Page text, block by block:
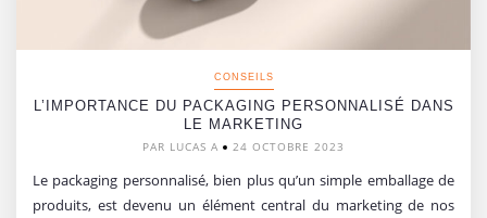
CONSEILS
L’IMPORTANCE DU PACKAGING PERSONNALISÉ DANS
LE MARKETING
PAR LUCAS A 24 OCTOBRE 2023
Le packaging personnalisé, bien plus qu’un simple emballage de
produits, est devenu un élément central du marketing de nos